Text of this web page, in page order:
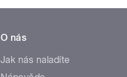
O nás
Jak nás naladíte